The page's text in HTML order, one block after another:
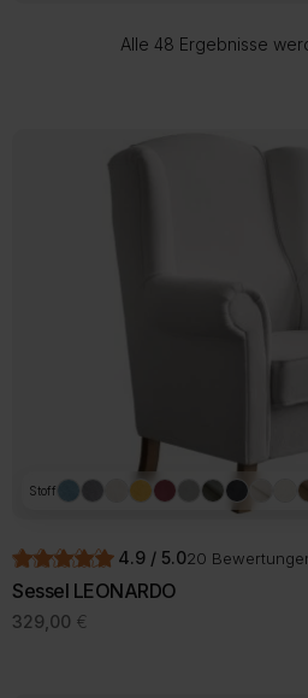
Alle 48 Ergebnisse
Stoff
4.9 / 5.020
Sessel LEONARDO
329,00 €